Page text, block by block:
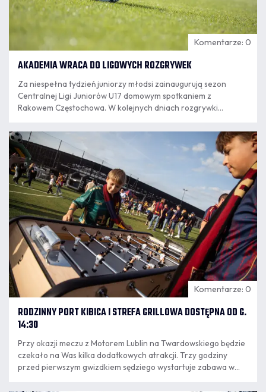
Komentarze: 0
AKADEMIA WRACA DO LIGOWYCH ROZGRYWEK
Za niespełna tydzień juniorzy młodsi zainaugurują sezon
Centralnej Ligi Juniorów U17 domowym spotkaniem z
Rakowem Częstochowa. W kolejnych dniach rozgrywki
07.08
8:14
Komentarze: 0
RODZINNY PORT KIBICA I STREFA GRILLOWA DOSTĘPNA OD G.
14:30
Przy okazji meczu z Motorem Lublin na Twardowskiego będzie
czekało na Was kilka dodatkowych atrakcji. Trzy godziny
przed pierwszym gwizdkiem sędziego wystartuje zabawa w